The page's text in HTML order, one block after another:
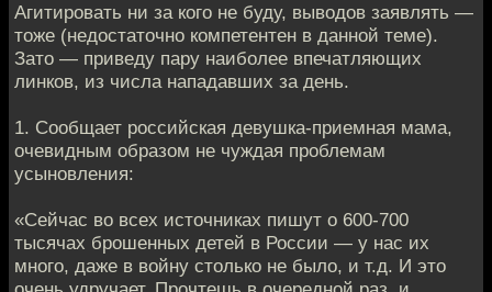
Агитировать ни за кого не буду, выводов заявлять —
тоже (недостаточно компетентен в данной теме).
Зато — приведу пару наиболее впечатляющих
линков, из числа нападавших за день.
1. Сообщает российская девушка-приемная мама,
очевидным образом не чуждая проблемам
усыновления:
«Сейчас во всех источниках пишут о 600-700
тысячах брошенных детей в России — у нас их
много, даже в войну столько не было, и т.д. И это